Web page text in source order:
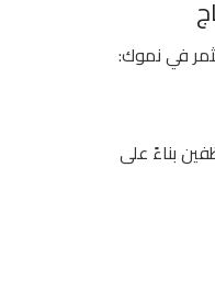
في نموك:
بناءً على